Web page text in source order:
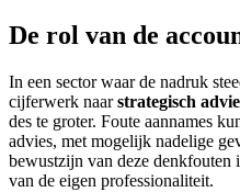
De rol van de
In een sector waar de nadruk
cijferwerk naarstrategisch
des te groter. Foute aannames
advies, met mogelijk nadelige
bewustzijn van deze denkfouten
van de eigen professionaliteit.